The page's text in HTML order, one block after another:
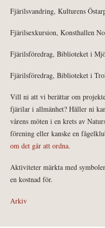
Fjärilsvandring, Kulturens
Fjärilsexkursion, Konsthallen
Fjärilsföredrag, Biblioteket i
Fjärilsföredrag, Biblioteket i
Vill ni att vi berättar om
fjärilar i allmänhet? Håller ni
vårens möten i en krets av
förening eller kanske en
om det går att ordna.
Aktiviteter märkta med
en kostnad för.
Arkiv